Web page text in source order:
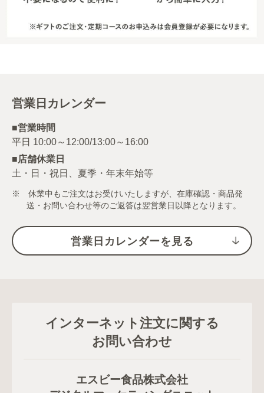
営業日カレンダー
■営業時間
■店舗休業日
土・日・祝日、夏季・年末年始等
※ 休業中もご注文はお受けいたしますが、在庫確認・商品発
送・お問い合わせ等のご返答は翌営業日以降となります。
営業日カレンダーを見る
インターネット注文に関する
お問い合わせ
エスビー食品株式会社